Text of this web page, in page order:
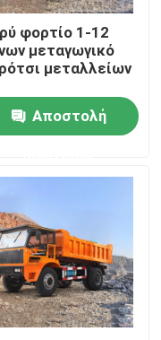
φορτίο 1-12
μεταγωγικό
μεταλλείων
Αποστολή